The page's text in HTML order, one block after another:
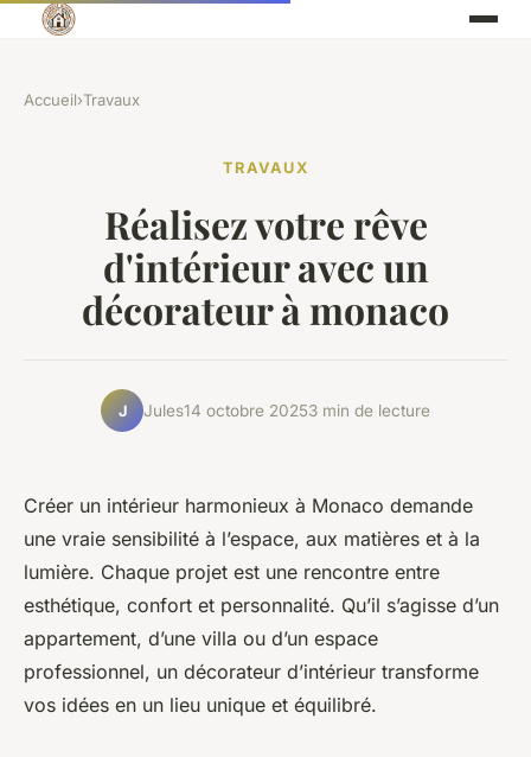
Accueil›Travaux
TRAVAUX
Réalisez votre rêve
d'intérieur avec un
décorateur à monaco
J Jules14 octobre 20253 min de lecture
Créer un intérieur harmonieux à Monaco demande
une vraie sensibilité à l’espace, aux matières et à la
lumière. Chaque projet est une rencontre entre
esthétique, confort et personnalité. Qu’il s’agisse d’un
appartement, d’une villa ou d’un espace
professionnel, un décorateur d’intérieur transforme
vos idées en un lieu unique et équilibré.